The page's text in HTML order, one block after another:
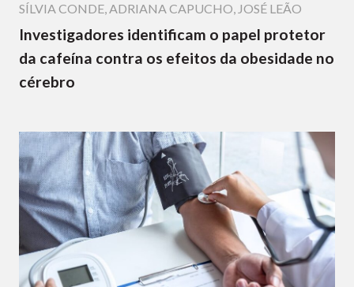
SÍLVIA CONDE,ADRIANA CAPUCHO, JOSÉ LEÃO
Investigadores identificam o papel protetor
da cafeína contra os efeitos da obesidade no
cérebro